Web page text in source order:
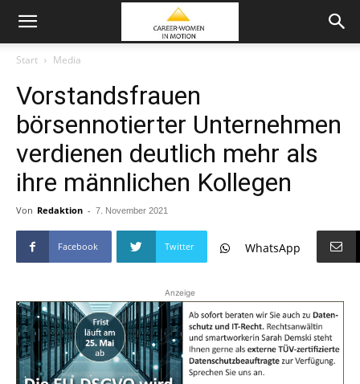
Start Media
Vorstandsfrauen
börsennotierter Unternehmen
verdienen deutlich mehr als
ihre männlichen Kollegen
Von Redaktion - 7. November 2021
Facebook Twitter WhatsApp
Anzeige